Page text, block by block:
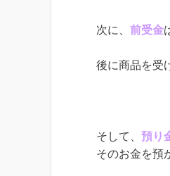
次に、 前受金
後に商品を受
そして、 預り
そのお金を預